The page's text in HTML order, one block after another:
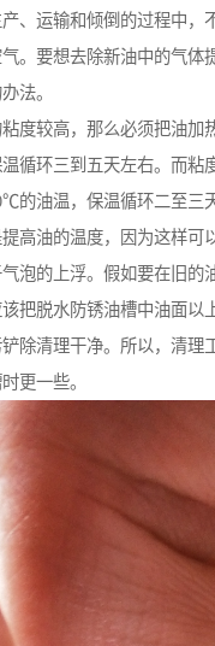
、运输和倾倒的过程中，
。要想去除新油中的气体
法。
度较高，那么必须把油
循环三到五天左右。而粘
的油温，保温循环二至三
高油的温度，因为这样可
泡的上浮。假如要在旧的
把脱水防锈油槽中油面以
铲除清理干净。所以，清理
更一些。